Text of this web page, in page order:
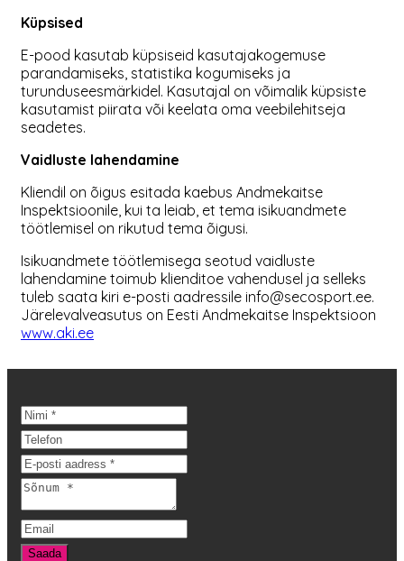
Küpsised
E-pood kasutab küpsiseid kasutajakogemuse
parandamiseks, statistika kogumiseks ja
turunduseesmärkidel. Kasutajal on võimalik küpsiste
kasutamist piirata või keelata oma veebilehitseja
seadetes.
Vaidluste lahendamine
Kliendil on õigus esitada kaebus Andmekaitse
Inspektsioonile, kui ta leiab, et tema isikuandmete
töötlemisel on rikutud tema õigusi.
Isikuandmete töötlemisega seotud vaidluste
lahendamine toimub klienditoe vahendusel ja selleks
tuleb saata kiri e-posti aadressile info@secosport.ee.
Järelevalveasutus on Eesti Andmekaitse Inspektsioon
www.aki.ee
Saada